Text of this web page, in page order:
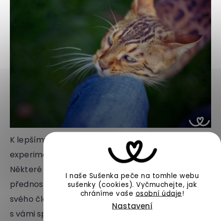
I naše Sušenka peče na tomhle webu
sušenky (cookies).Vyčmuchejte, jak
chráníme vaše osobní údaje!
Nastavení
K lepšímu porozumění kočky si můžete pomoci i
experimentováním s různými formami interakce.
Některé kočky milují hru a aktivitu, jiné dávají
přednost klidnému hlazení a odpočinku vedle
svého člověka. Pokud máte kočku hravou, bude
s vámi spíše spolupracovat při různých